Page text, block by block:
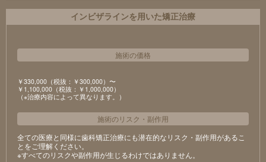
インビザラインを用いた矯正治療
施術の価格
￥330,000（税抜：￥300,000）〜
￥1,100,000（税抜：￥1,000,000）
（※治療内容によって異なります。）
施術のリスク ・ 副作用
全ての医療と同様に歯科矯正治療にも潜在的なリスク・副作用があるこ
とをご理解ください。
※すべてのリスクや副作用が生じるわけではありません。